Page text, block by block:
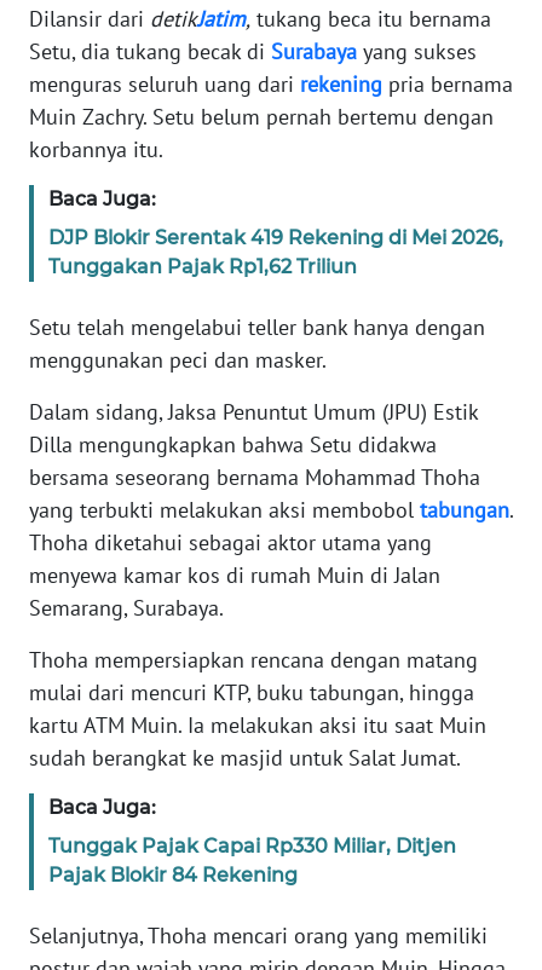
Dilansir dari detikJatim, tukang beca itu bernama
Setu, dia tukang becak di Surabaya yang sukses
menguras seluruh uang dari rekening pria bernama
Muin Zachry. Setu belum pernah bertemu dengan
korbannya itu.
Baca Juga:
DJP Blokir Serentak 419 Rekening di Mei 2026,
Tunggakan Pajak Rp1,62 Triliun
Setu telah mengelabui teller bank hanya dengan
menggunakan peci dan masker.
Dalam sidang, Jaksa Penuntut Umum (JPU) Estik
Dilla mengungkapkan bahwa Setu didakwa
bersama seseorang bernama Mohammad Thoha
yang terbukti melakukan aksi membobol tabungan.
Thoha diketahui sebagai aktor utama yang
menyewa kamar kos di rumah Muin di Jalan
Semarang, Surabaya.
Thoha mempersiapkan rencana dengan matang
mulai dari mencuri KTP, buku tabungan, hingga
kartu ATM Muin. Ia melakukan aksi itu saat Muin
sudah berangkat ke masjid untuk Salat Jumat.
Baca Juga:
Tunggak Pajak Capai Rp330 Miliar, Ditjen
Pajak Blokir 84 Rekening
Selanjutnya, Thoha mencari orang yang memiliki
Informasi
INDEKS
BERITA
KONTAK
INFO
IKLAN
TENTANG
KAMI
PEDOMAN
MEDIA
SIBER
REDAKSI
KARIR
DISCLAIMER
Wahana
News
WN
SUMUT
WN
JAKARTA